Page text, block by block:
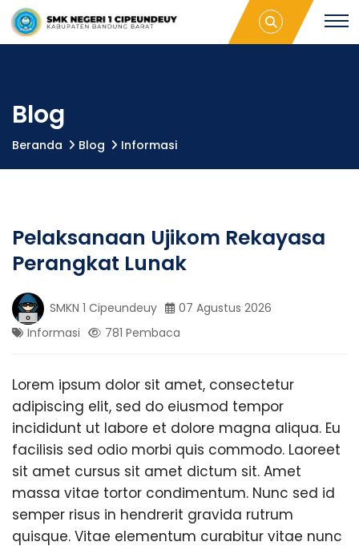
S
K
N
C
p
e
u
n
d
Pelaksanaan
Ujikom
Rekayasa
Cipeundeuy
K
n
Blog
Beranda Blog Informasi
Pelaksanaan Ujikom Rekayasa
Perangkat Lunak
SMKN 1 Cipeundeuy
07 Agustus 2026
Informasi
781 Pembaca
Lorem ipsum dolor sit amet, consectetur
adipiscing elit, sed do eiusmod tempor
incididunt ut labore et dolore magna aliqua. Eu
facilisis sed odio morbi quis commodo. Laoreet
sit amet cursus sit amet dictum sit. Amet
massa vitae tortor condimentum. Nunc sed id
semper risus in hendrerit gravida rutrum
quisque. Vitae elementum curabitur vitae nunc